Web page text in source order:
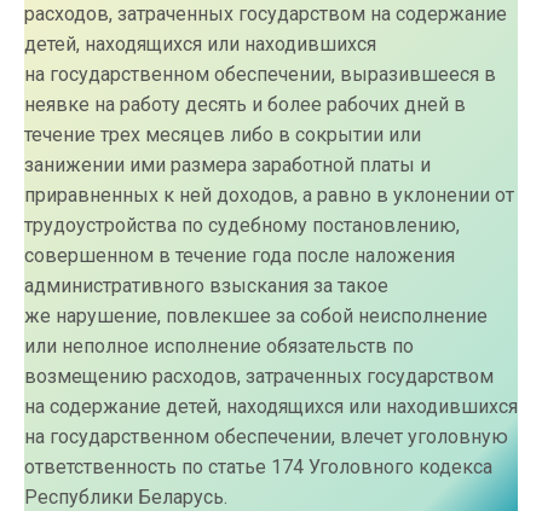
расходов, затраченных государством на содержание
детей, находящихся или находившихся
на государственном обеспечении, выразившееся в
неявке на работу десять и более рабочих дней в
течение трех месяцев либо в сокрытии или
занижении ими размера заработной платы и
приравненных к ней доходов, а равно в уклонении от
трудоустройства по судебному постановлению,
совершенном в течение года после наложения
административного взыскания за такое
же нарушение, повлекшее за собой неисполнение
или неполное исполнение обязательств по
возмещению расходов, затраченных государством
на содержание детей, находящихся или находившихся
на государственном обеспечении, влечет уголовную
ответственность по статье 174 Уголовного кодекса
Республики Беларусь.